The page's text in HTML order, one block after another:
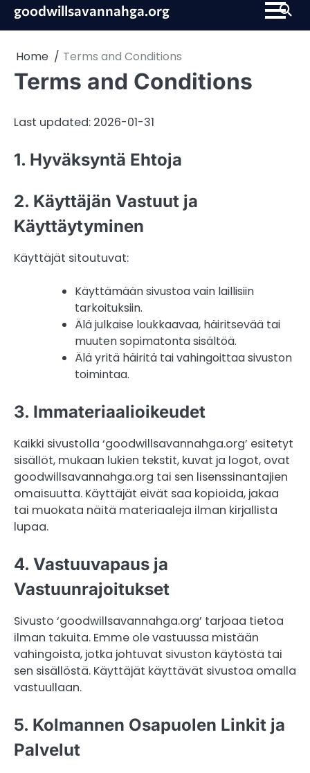
Skipgoodwillsavannahga.org
Home Terms and Conditions
Terms and Conditions
Last updated: 2026-01-31
1. Hyväksyntä Ehtoja
2. Käyttäjän Vastuut ja
Käyttäytyminen
Käyttäjät sitoutuvat:
Käyttämään sivustoa vain laillisiin
tarkoituksiin.
Älä julkaise loukkaavaa, häiritsevää tai
muuten sopimatonta sisältöä.
Älä yritä häiritä tai vahingoittaa sivuston
toimintaa.
3. Immateriaalioikeudet
Kaikki sivustolla ‘goodwillsavannahga.org’ esitetyt
sisällöt, mukaan lukien tekstit, kuvat ja logot, ovat
goodwillsavannahga.org tai sen lisenssinantajien
omaisuutta. Käyttäjät eivät saa kopioida, jakaa
tai muokata näitä materiaaleja ilman kirjallista
lupaa.
4. Vastuuvapaus ja
Vastuunrajoitukset
Sivusto ‘goodwillsavannahga.org’ tarjoaa tietoa
ilman takuita. Emme ole vastuussa mistään
vahingoista, jotka johtuvat sivuston käytöstä tai
sen sisällöstä. Käyttäjät käyttävät sivustoa omalla
vastuullaan.
5. Kolmannen Osapuolen Linkit ja
Palvelut